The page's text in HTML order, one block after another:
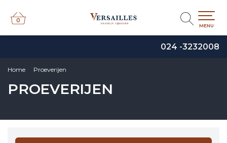
024 -3232008
0
0
MENU
Home Proeverijen
PROEVERIJEN